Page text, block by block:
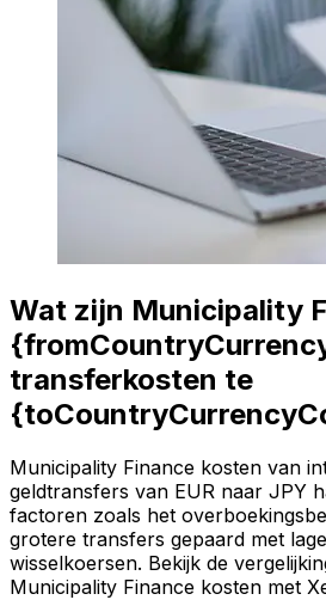
Wat zijn Municipality
transferkosten te
Municipality Finance kosten van
geldtransfers van EUR naar JPY
factoren zoals het
grotere transfers gepaard met
wisselkoersen. Bekijk de
Municipality Finance kosten met